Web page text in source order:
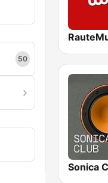
50
Sonica